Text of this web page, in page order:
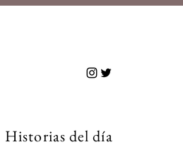
Historias del día